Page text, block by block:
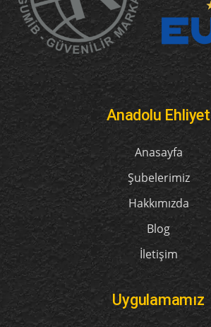
Anadolu Ehliyet
Anasayfa
Şubelerimiz
Hakkımızda
Blog
İletişim
Uygulamamız